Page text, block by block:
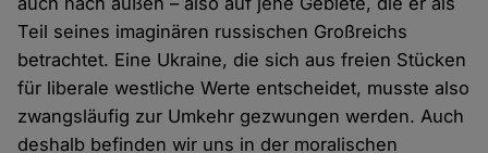
Teil seines imaginären russischen Großreichs
betrachtet. Eine Ukraine, die sich aus freien Stücken
für liberale westliche Werte entscheidet, musste also
zwangsläufig zur Umkehr gezwungen werden. Auch
deshalb befinden wir uns in der moralischen